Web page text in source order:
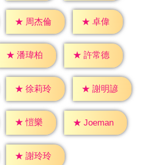
★ 周杰倫 ★ 卓偉
★ 潘瑋柏 ★ 許常德
★ 徐莉玲 ★ 謝明諺
★ 愷樂 ★ Joeman
★ 謝玲玲